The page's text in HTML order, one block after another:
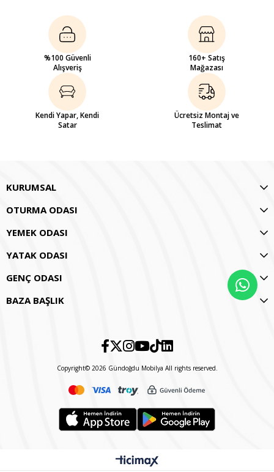
%100 Güvenli
Alışveriş
160+ Satış
Mağazası
Kendi Yapar, Kendi
Satar
Ücretsiz Montaj ve
Teslimat
KURUMSAL
OTURMA ODASI
YEMEK ODASI
YATAK ODASI
GENÇ ODASI
BAZA BAŞLIK
Copyright© 2026 Gündoğdu Mobilya All rights reserved.